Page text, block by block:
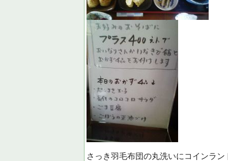
さっき羽毛布団の丸洗いにコインラ